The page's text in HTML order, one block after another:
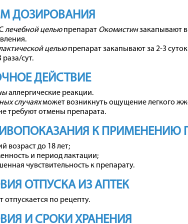
ДОЗИРОВАНИЯ
лечебной цельюпрепарат Окомистинзакапывают
цельюпрепарат закапывают за 2-3
раза/сут.
ДЕЙСТВИЕ
аллергические реакции.
случаяхможет возникнуть ощущение легкого
требуют отмены препарата.
К ПРИМЕНЕНИЮ
возраст до 18 лет;
и период лактации;
чувствительность к препарату.
ОТПУСКА ИЗ АПТЕК
отпускается по рецепту.
И СРОКИ ХРАНЕНИЯ